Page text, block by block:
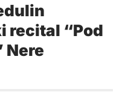
recital “Pod
Nere